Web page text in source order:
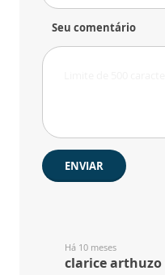
Seu comentário
ENVIAR
Há 10 meses
clarice arthuzo